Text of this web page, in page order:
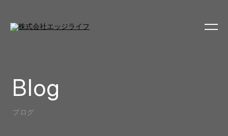
Blog
ブログ